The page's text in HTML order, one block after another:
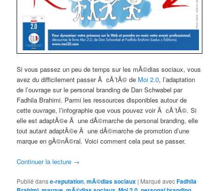
Si vous passez un peu de temps sur les mÃ©dias sociaux, vous
avez du difficilement passer Ã cÃ´tÃ© de Moi 2.0, l’adaptation
de l’ouvrage sur le personal branding de Dan Schwabel par
Fadhila Brahimi. Parmi les ressources disponibles autour de
cette ouvrage, l’infographie que vous pouvez voir Ã cÃ´tÃ©. Si
elle est adaptÃ©e Ã une dÃ©marche de personal branding, elle
tout autant adaptÃ©e Ã une dÃ©marche de promotion d’une
marque en gÃ©nÃ©ral. Voici comment cela peut se passer.
Continuer la lecture →
Publié danse-reputation,mÃ©dias sociaux | Marqué avecFadhila